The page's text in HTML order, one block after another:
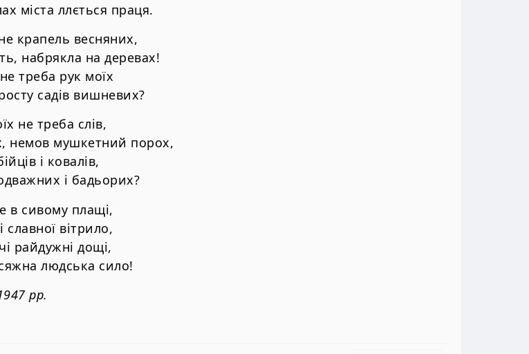
міста ллється праця.
крапель весняних,
набрякла на деревах!
треба рук моїх
садів вишневих?
не треба слів,
немов мушкетний порох,
і ковалів,
і бадьорих?
в сивому плащі,
славної вітрило,
райдужні дощі,
людська сило!
рр.